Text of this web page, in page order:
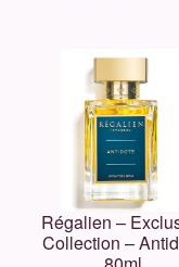
Electimuss
Escentric
Ex Nihilo
Fragrance Du
Régalien –
Collection –